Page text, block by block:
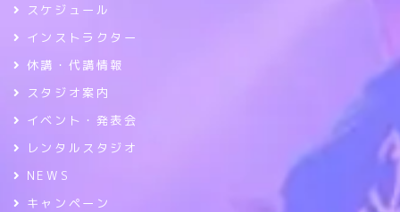
スケジュール
インストラクター
休講・代講情報
スタジオ案内
イベント・発表会
レンタルスタジオ
NEWS
キャンペーン